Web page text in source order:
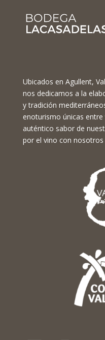
Ubicados en Agullent,
nos dedicamos a la
y tradición
enoturismo únicas entre
auténtico sabor de
por el vino con nosotros